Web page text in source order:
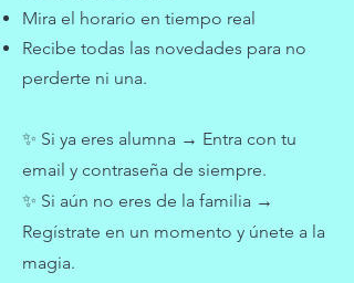
Mira el horario en tiempo real
Recibe todas las novedades para no
perderte ni una.
✨ Si ya eres alumna → Entra con tu
email y contraseña de siempre.
✨ Si aún no eres de la familia →
Regístrate en un momento y únete a la
magia.